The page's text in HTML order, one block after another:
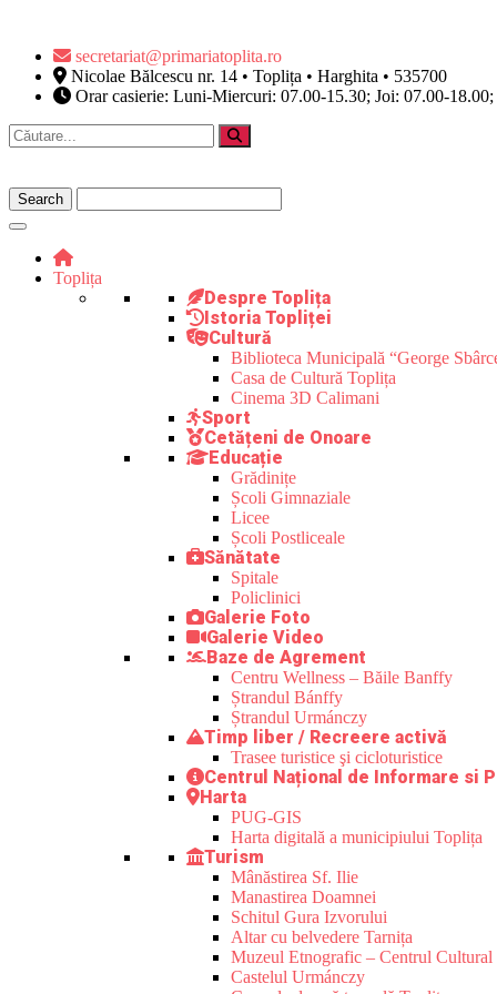
secretariat@primariatoplita.ro
Nicolae Bălcescu nr. 14 • Toplița • Harghita • 535700
Orar casierie: Luni-Miercuri: 07.00-15.30; Joi: 07.00-
Toplița
Despre Toplița
Istoria Topliței
Cultură
Biblioteca Municipală “George
Casa de Cultură Toplița
Cinema 3D Calimani
Sport
Cetățeni de Onoare
Educație
Grădinițe
Școli Gimnaziale
Licee
Școli Postliceale
Sănătate
Spitale
Policlinici
Galerie Foto
Galerie Video
Baze de Agrement
Centru Wellness – Băile Banffy
Ștrandul Bánffy
Ștrandul Urmánczy
Timp liber / Recreere activă
Trasee turistice şi cicloturistice
Centrul Național de Informare si
Harta
PUG-GIS
Harta digitală a municipiului Toplița
Turism
Mânăstirea Sf. Ilie
Manastirea Doamnei
Schitul Gura Izvorului
Altar cu belvedere Tarnița
Muzeul Etnografic – Centrul Cultural
Castelul Urmánczy